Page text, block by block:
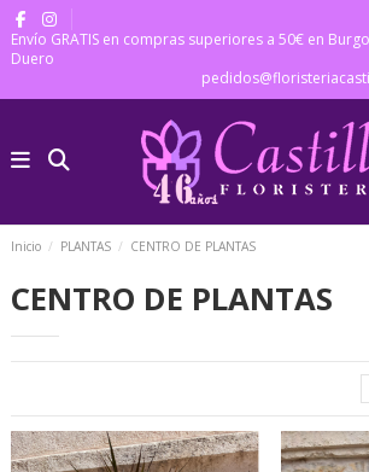
Envío GRATIS en compras superiores a 50€ en
Duero
Inicio PLANTAS CENTRO DE PLANTAS
CENTRO DE PLANTAS